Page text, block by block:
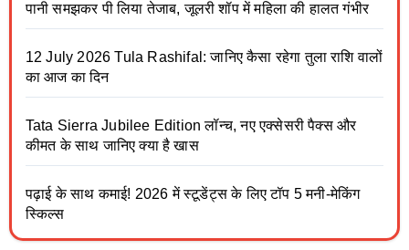
पानी समझकर पी लिया तेजाब, जूलरी शॉप में महिला की हालत गंभीर
12 July 2026 Tula Rashifal: जानिए कैसा रहेगा तुला राशि वालों
का आज का दिन
Tata Sierra Jubilee Edition लॉन्च, नए एक्सेसरी पैक्स और
कीमत के साथ जानिए क्या है खास
पढ़ाई के साथ कमाई! 2026 में स्टूडेंट्स के लिए टॉप 5 मनी-मेकिंग
स्किल्स